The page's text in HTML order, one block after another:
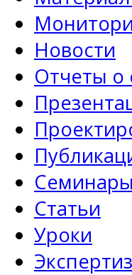
Новости
Отчеты о
Статьи
Уроки